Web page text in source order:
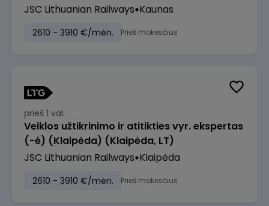
JSC Lithuanian Railways Kaunas
2610 - 3910 €/mėn. Prieš mokesčius
prieš 1 val.
Veiklos užtikrinimo ir atitikties vyr. ekspertas
(-ė) (Klaipėda) (Klaipėda, LT)
JSC Lithuanian Railways Klaipėda
2610 - 3910 €/mėn. Prieš mokesčius